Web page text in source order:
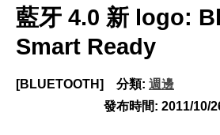
藍牙 4.0 新 logo:
Smart Ready
[BLUETOOTH] 分類: 週邊
發布時間: 2011/10/